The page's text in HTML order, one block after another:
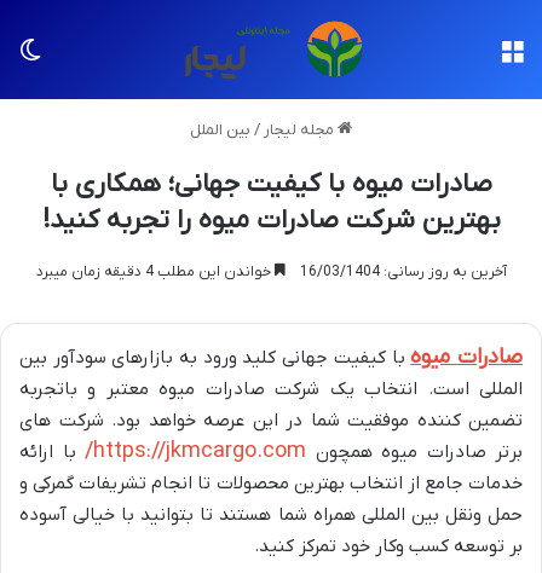
مجله لیجار / بین الملل
صادرات میوه با کیفیت جهانی؛ همکاری با
بهترین شرکت صادرات میوه را تجربه کنید!
آخرین به روز رسانی: 16/03/1404 خواندن این مطلب 4 دقیقه زمان میبرد
صادرات میوهبا کیفیت جهانی کلید ورود به بازارهای سودآور بین
المللی است. انتخاب یک شرکت صادرات میوه معتبر و باتجربه
تضمین کننده موفقیت شما در این عرصه خواهد بود. شرکت های
برتر صادرات میوه همچون https://jkmcargo.com/
با ارائه
خدمات جامع از انتخاب بهترین محصولات تا انجام تشریفات گمرکی و
حمل ونقل بین المللی همراه شما هستند تا بتوانید با خیالی آسوده
بر توسعه کسب وکار خود تمرکز کنید.